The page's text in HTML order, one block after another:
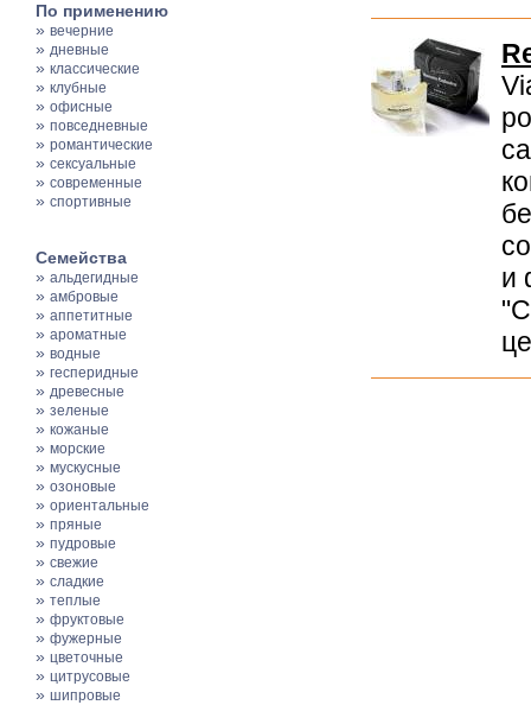
По применению
» вечерние
» дневные
» классические
» клубные
» офисные
» повседневные
» романтические
» сексуальные
» современные
» спортивные
Семейства
» альдегидные
» амбровые
» аппетитные
» ароматные
» водные
» гесперидные
» древесные
» зеленые
» кожаные
» морские
» мускусные
» озоновые
» ориентальные
» пряные
» пудровые
» свежие
» сладкие
» теплые
» фруктовые
» фужерные
» цветочные
» цитрусовые
» шипровые
и